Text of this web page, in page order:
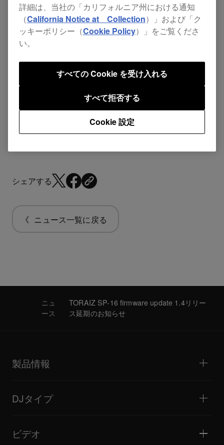
とになりました。ファームフェアリリース日程は
年末を予定しております。
本ファームウェアアップデートをお待ちのお客様
には、日程の変更が発生しますことを深くお詫び
申し上げると共に、何卒ご理解いただけますよう
お願い申し上げます。
シェアする
ニュース一覧に戻る
ニュ
ース
TORAIZ SP-16 firmware update 1.4リリー
ス延期のお知らせ
製品情報
DJミキサー
オールインワンDJシステム
DJサンプラー
DJエフェクター
DJタイプ
ライブストリーミング
ミニクラブ / バー・ラウンジ
ビデオ
詳細は、当社の「カリフォルニア州における通知
（California Notice at Collection）」および「ク
ッキーポリシー（Cookie Policy）」をご覧くださ
い。
Cookie 設定
すべて拒否する
すべての Cookie を受け入れる